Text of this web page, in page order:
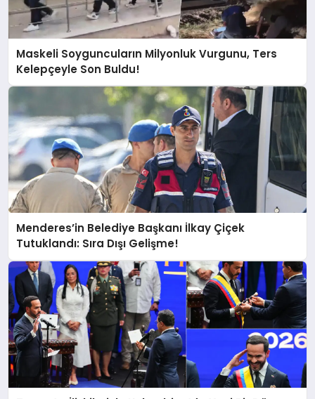
Maskeli Soyguncuların Milyonluk Vurgunu, Ters
Kelepçeyle Son Buldu!
Menderes’in Belediye Başkanı İlkay Çiçek
Tutuklandı: Sıra Dışı Gelişme!